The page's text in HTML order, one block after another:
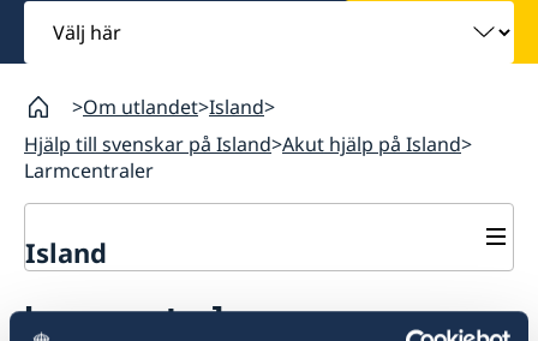
Välj
här
Om utlandet Island
Hjälp till svenskar på Island Akut hjälp på Island
Larmcentraler
Island
Hjälp till svenskar på Island
Larmcentraler